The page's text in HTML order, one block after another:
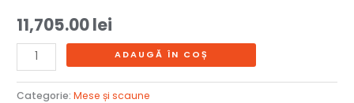
11,705.00lei
ADAUGĂ ÎN COȘ
Categorie:Mese și scaune